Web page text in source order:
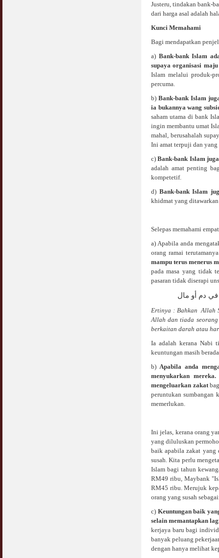
Justeru, tindakan bank-
dari harga asal adalah
Kunci Memahami
Bagi mendapatkan
a) Bank-bank Islam
supaya organisasi
Islam melalui produk-
percuma.
b) Bank-bank Islam
ia bukannya wang
saham utama di bank
ingin membantu umat
mahal, berusahalah
Ini amat terpuji dan yang
c)Bank-bank Islam
adalah amat penting
kompetetif.
d) Bank-bank Islam
khidmat yang ditawarkan
Selepas memahami
a) Apabila anda
orang ramai
mampu terus menerus
pada masa yang tidak
pasaran tidak diserapi
Ertinya : Bahkan Allah
Allah dan tiada
berkaitan darah atau
Ia adalah kerana Nabi
keuntungan masih
b)Apabila anda
menyukarkan
mengeluarkan zakat
peruntukan sumbangan
memerlukan.
Ini jelas, kerana orang
yang diluluskan
baik apabila zakat yang
susah. Kita perlu
Islam bagi tahun
RM49 ribu, Maybank
RM45 ribu. Merujuk
orang yang susah
c) Keuntungan baik
selain memantapkan
kerjaya baru bagi
banyak peluang
dengan hanya melihat